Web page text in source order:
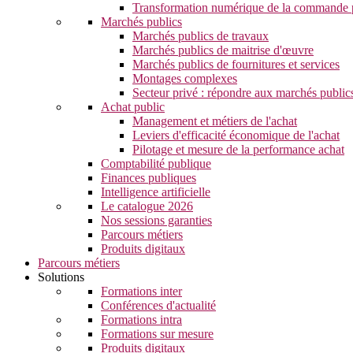
Transformation numérique de la commande
Marchés publics
Marchés publics de travaux
Marchés publics de maitrise d'œuvre
Marchés publics de fournitures et services
Montages complexes
Secteur privé : répondre aux marchés
Achat public
Management et métiers de l'achat
Leviers d'efficacité économique de l'achat
Pilotage et mesure de la performance achat
Comptabilité publique
Finances publiques
Intelligence artificielle
Le catalogue 2026
Nos sessions garanties
Parcours métiers
Produits digitaux
Parcours métiers
Solutions
Formations inter
Conférences d'actualité
Formations intra
Formations sur mesure
Produits digitaux